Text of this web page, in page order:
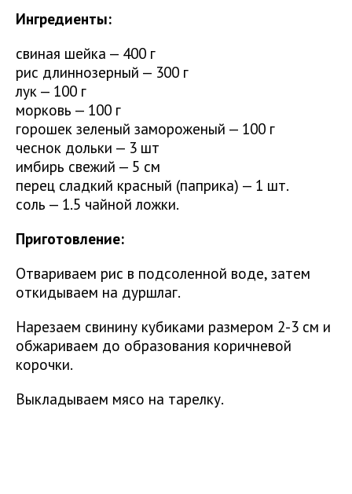
Ингредиенты:
свиная шейка — 400 г
рис длиннозерный — 300 г
лук — 100 г
морковь — 100 г
горошек зеленый замороженый — 100 г
чеснок дольки — 3 шт
имбирь свежий — 5 см
перец сладкий красный (паприка) — 1 шт.
соль — 1.5 чайной ложки.
Приготовление:
Отвариваем рис в подсоленной воде, затем
откидываем на дуршлаг.
Нарезаем свинину кубиками размером 2-3 см и
обжариваем до образования коричневой
корочки.
Выкладываем мясо на тарелку.